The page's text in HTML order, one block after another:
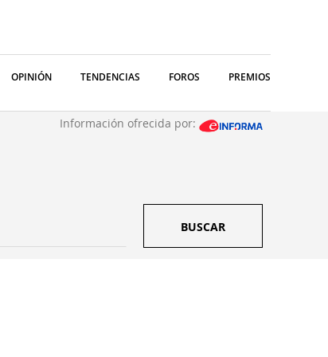
OPINIÓN TENDENCIAS FOROS PREMIOS
Información ofrecida por:
BUSCAR